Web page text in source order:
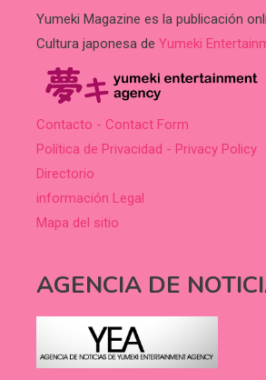
Yumeki Magazine es la publicación
Cultura japonesa de Yumeki
Contacto - Contact Form
Política de Privacidad - Privacy Policy
Directorio
información Legal
Mapa del sitio
AGENCIA DE